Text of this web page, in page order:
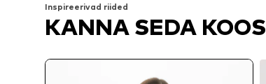
Inspireerivad riided
KANNA SEDA KOOS